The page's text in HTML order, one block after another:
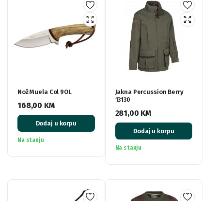
Nož Muela Col 9OL
168,00 KM
Dodaj u korpu
Na stanju
Jakna Percussion Berry
13130
281,00 KM
Dodaj u korpu
Na stanju